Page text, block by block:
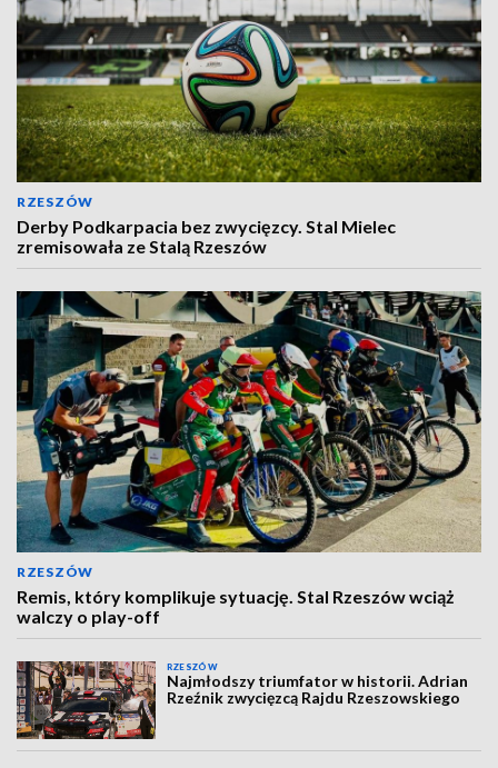
RZESZÓW
Derby Podkarpacia bez zwycięzcy. Stal Mielec
zremisowała ze Stalą Rzeszów
RZESZÓW
Remis, który komplikuje sytuację. Stal Rzeszów wciąż
walczy o play-off
RZESZÓW
Najmłodszy triumfator w historii. Adrian
Rzeźnik zwycięzcą Rajdu Rzeszowskiego